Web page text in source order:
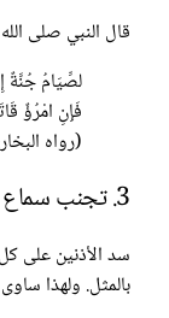
قال النبي صلى
لصِّيَامُ جُنَّةٌ
فَإِنِ امْرُؤٌ
(رواه
3. تجنب سماع ما لا يرضي الله
سد الأذنين على
بالمثل. ولهذا